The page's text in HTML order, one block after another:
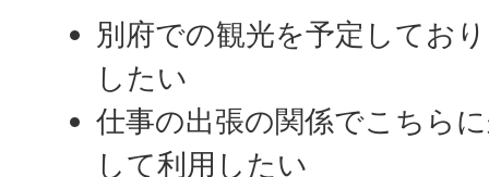
別府での観光を予定してお
したい
仕事の出張の関係でこちら
して利用したい